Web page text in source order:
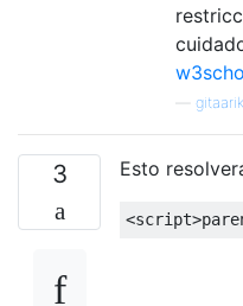
gitaarik
3 Esto
<script>